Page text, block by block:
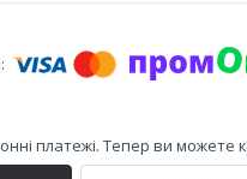
платежі. Тепер ви